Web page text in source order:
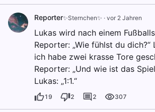
Reporter✨Sternchen✨ · vor 2 Jahren
Lukas wird nach einem
Reporter: „Wie fühlst du dich?“
ich habe zwei krasse Tore
Reporter: „Und wie ist das
Lukas: „1:1.“
19 2 2 307